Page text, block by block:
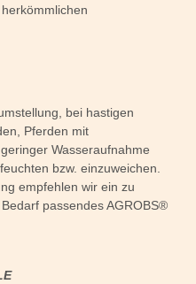
bei hastigen
Pferden mit
Wasseraufnahme
bzw. einzuweichen.
empfehlen wir ein zu
passendes AGROBS®